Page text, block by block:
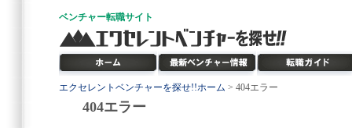
ベンチャー転職サイト
エクセレントベンチャーを探せ!!ホーム > 404エラー
404エラー